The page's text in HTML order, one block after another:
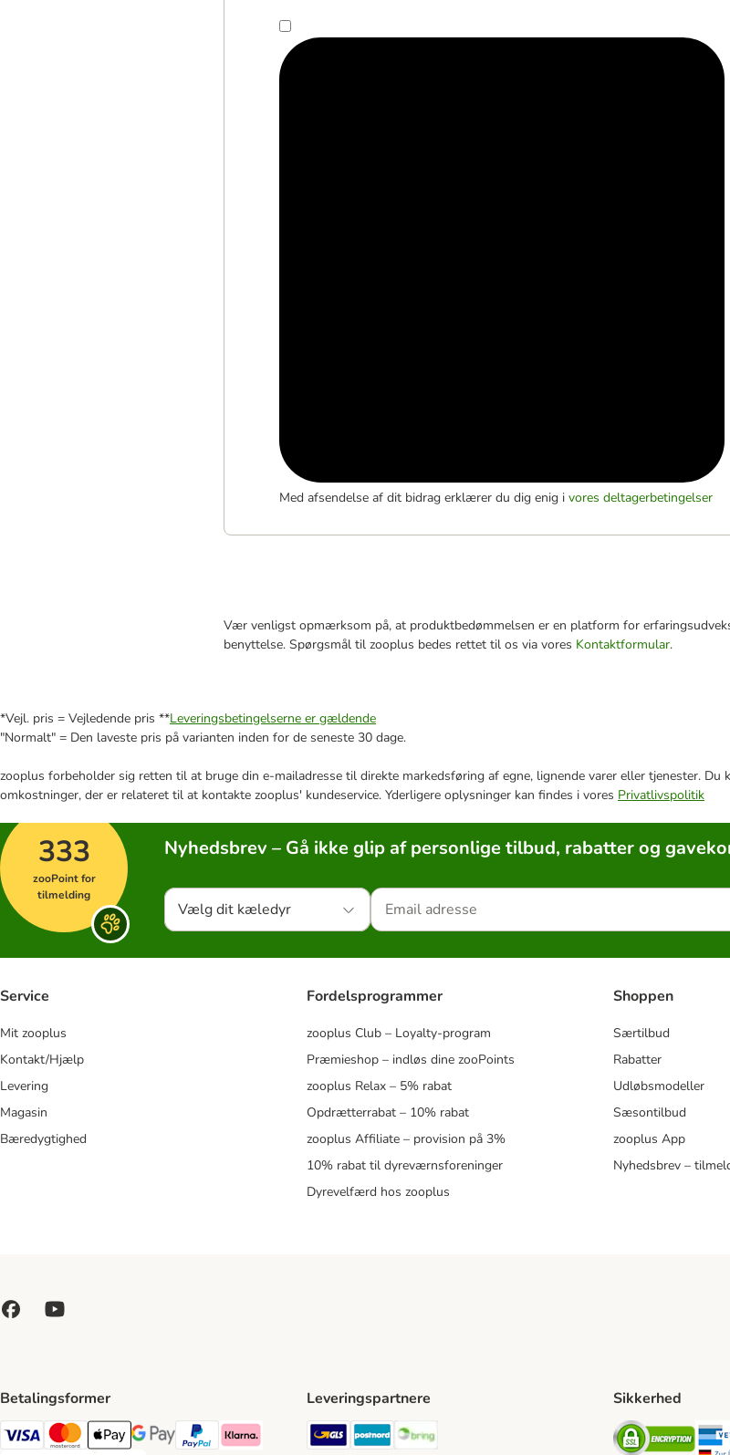
Med afsendelse af dit bidrag erklærer du dig enig i vores deltagerbetingelser
Vær venligst opmærksom på, at produktbedømmelsen er en platform for
benyttelse. Spørgsmål til zooplus bedes rettet til os via vores Kontaktformular.
*Vejl. pris = Vejledende pris **Leveringsbetingelserne er gældende
"Normalt" = Den laveste pris på varianten inden for de seneste 30 dage.
zooplus forbeholder sig retten til at bruge din e-mailadresse til direkte markedsføring af egne, lignende varer eller tjenester.
omkostninger, der er relateret til at kontakte zooplus' kundeservice. Yderligere oplysninger kan findes i vores Privatlivspolitik
333
zooPoint for
tilmelding
Nyhedsbrev – Gå ikke glip af personlige tilbud, rabatter og
Vælg dit kæledyr
Service
Mit zooplus
Kontakt/Hjælp
Levering
Magasin
Bæredygtighed
Fordelsprogrammer
zooplus Club – Loyalty-program
Præmieshop – indløs dine zooPoints
zooplus Relax – 5% rabat
Opdrætterrabat – 10% rabat
zooplus Affiliate – provision på 3%
10% rabat til dyreværnsforeninger
Dyrevelfærd hos zooplus
Shoppen
Særtilbud
Rabatter
Udløbsmodeller
Sæsontilbud
zooplus App
Nyhedsbrev –
Betalingsformer
VISA Payment Method
Mastercard Payment Method
Apply pay Payment Method
Google Pay Payment Method
paypal Payment Method
Klarna Payment Method
Leveringspartnere
GLS Shipping Method
Postnord Shipping Method
Sikkerhed